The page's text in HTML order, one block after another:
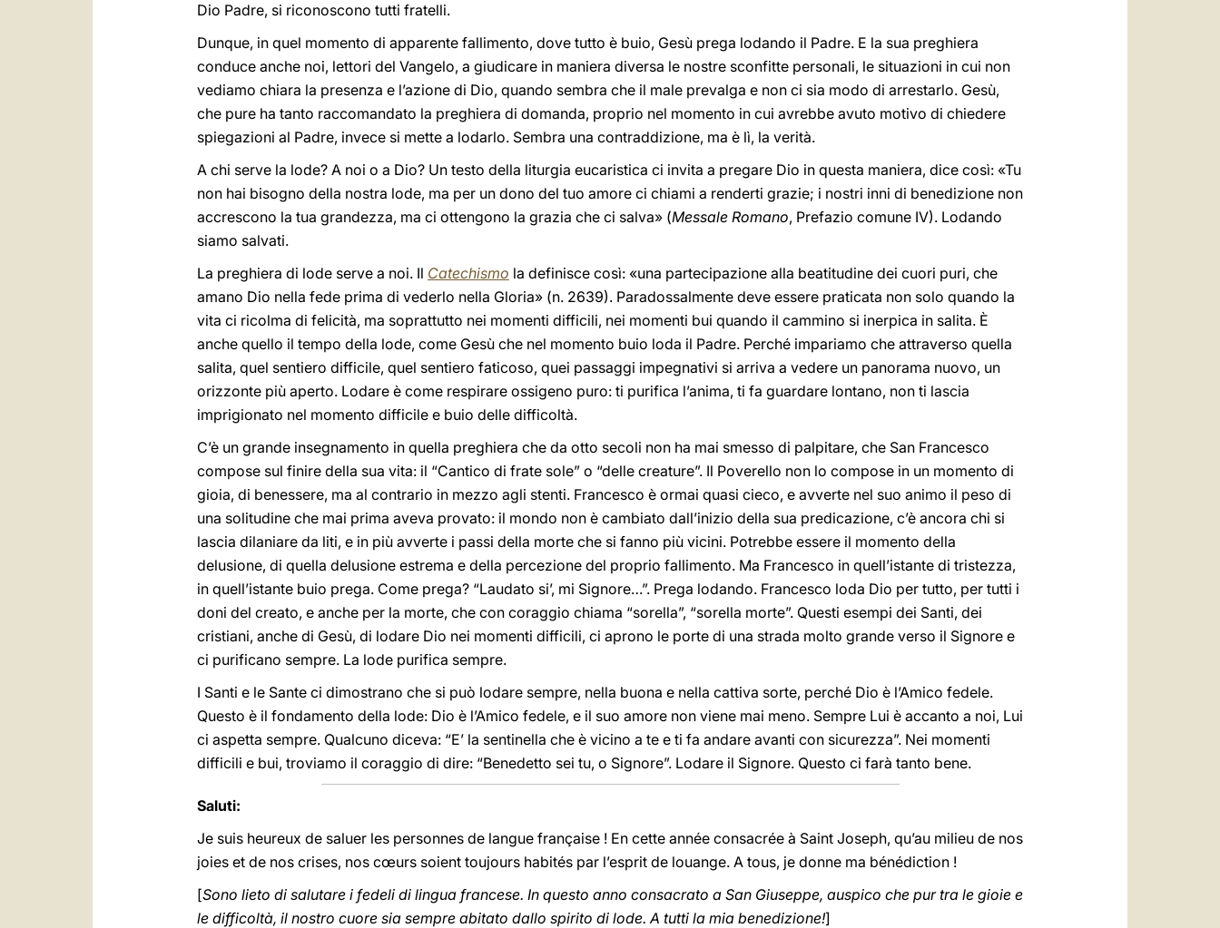
Dio Padre, si riconoscono tutti fratelli.
Dunque, in quel momento di apparente fallimento, dove tutto è buio, Gesù prega lodando il Padre. E la sua preghiera
conduce anche noi, lettori del Vangelo, a giudicare in maniera diversa le nostre sconfitte personali, le situazioni in cui non
vediamo chiara la presenza e l’azione di Dio, quando sembra che il male prevalga e non ci sia modo di arrestarlo. Gesù,
che pure ha tanto raccomandato la preghiera di domanda, proprio nel momento in cui avrebbe avuto motivo di chiedere
spiegazioni al Padre, invece si mette a lodarlo. Sembra una contraddizione, ma è lì, la verità.
A chi serve la lode? A noi o a Dio? Un testo della liturgia eucaristica ci invita a pregare Dio in questa maniera, dice così: «Tu
non hai bisogno della nostra lode, ma per un dono del tuo amore ci chiami a renderti grazie; i nostri inni di benedizione non
accrescono la tua grandezza, ma ci ottengono la grazia che ci salva» (Messale Romano, Prefazio comune IV). Lodando
siamo salvati.
La preghiera di lode serve a noi. Il Catechismo la definisce così: «una partecipazione alla beatitudine dei cuori puri, che
amano Dio nella fede prima di vederlo nella Gloria» (n. 2639). Paradossalmente deve essere praticata non solo quando la
vita ci ricolma di felicità, ma soprattutto nei momenti difficili, nei momenti bui quando il cammino si inerpica in salita. È
anche quello il tempo della lode, come Gesù che nel momento buio loda il Padre. Perché impariamo che attraverso quella
salita, quel sentiero difficile, quel sentiero faticoso, quei passaggi impegnativi si arriva a vedere un panorama nuovo, un
orizzonte più aperto. Lodare è come respirare ossigeno puro: ti purifica l’anima, ti fa guardare lontano, non ti lascia
imprigionato nel momento difficile e buio delle difficoltà.
C’è un grande insegnamento in quella preghiera che da otto secoli non ha mai smesso di palpitare, che San Francesco
compose sul finire della sua vita: il “Cantico di frate sole” o “delle creature”. Il Poverello non lo compose in un momento di
gioia, di benessere, ma al contrario in mezzo agli stenti. Francesco è ormai quasi cieco, e avverte nel suo animo il peso di
una solitudine che mai prima aveva provato: il mondo non è cambiato dall’inizio della sua predicazione, c’è ancora chi si
lascia dilaniare da liti, e in più avverte i passi della morte che si fanno più vicini. Potrebbe essere il momento della
delusione, di quella delusione estrema e della percezione del proprio fallimento. Ma Francesco in quell’istante di tristezza,
in quell’istante buio prega. Come prega? “Laudato si’, mi Signore…”. Prega lodando. Francesco loda Dio per tutto, per tutti i
doni del creato, e anche per la morte, che con coraggio chiama “sorella”, “sorella morte”. Questi esempi dei Santi, dei
cristiani, anche di Gesù, di lodare Dio nei momenti difficili, ci aprono le porte di una strada molto grande verso il Signore e
ci purificano sempre. La lode purifica sempre.
I Santi e le Sante ci dimostrano che si può lodare sempre, nella buona e nella cattiva sorte, perché Dio è l’Amico fedele.
Questo è il fondamento della lode: Dio è l’Amico fedele, e il suo amore non viene mai meno. Sempre Lui è accanto a noi, Lui
ci aspetta sempre. Qualcuno diceva: “E’ la sentinella che è vicino a te e ti fa andare avanti con sicurezza”. Nei momenti
difficili e bui, troviamo il coraggio di dire: “Benedetto sei tu, o Signore”. Lodare il Signore. Questo ci farà tanto bene.
Saluti:
Je suis heureux de saluer les personnes de langue française ! En cette année consacrée à Saint Joseph, qu’au milieu de nos
joies et de nos crises, nos cœurs soient toujours habités par l’esprit de louange. A tous, je donne ma bénédiction !
[Sono lieto di salutare i fedeli di lingua francese. In questo anno consacrato a San Giuseppe, auspico che pur tra le gioie e
le difficoltà, il nostro cuore sia sempre abitato dallo spirito di lode. A tutti la mia benedizione!]